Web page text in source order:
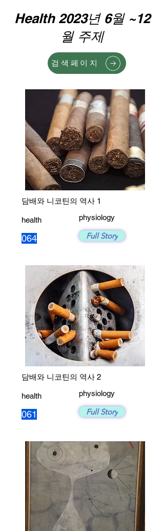
Health 2023년 6월 ~12
월 주제
검색페이지
담배와 니코틴의 역사 1
health
064
physiology
Full Story
담배와 니코틴의 역사 2
health
061
physiology
Full Story